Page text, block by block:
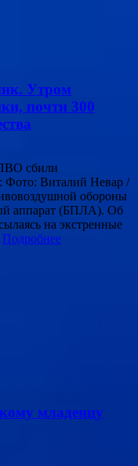
Утром
почти 300
сбили
Фото: Виталий Невар /
обороны
аппарат (БПЛА). Об
на экстренные
Подробнее
младенцу